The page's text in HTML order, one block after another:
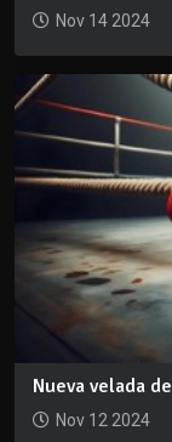
Nov 14 2024
Nueva velada
Nov 12 2024